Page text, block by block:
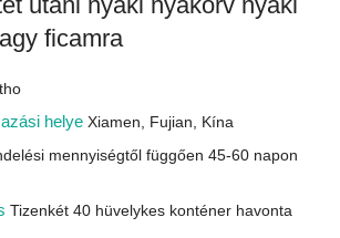
ficamra
helyeXiamen, Fujian, Kína
mennyiségtől függően 45-60 napon
Tizenkét 40 hüvelykes konténer havonta